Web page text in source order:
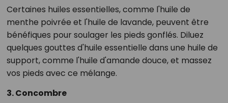
Certaines huiles essentielles, comme l'huile de
menthe poivrée et l'huile de lavande, peuvent être
bénéfiques pour soulager les pieds gonflés. Diluez
quelques gouttes d'huile essentielle dans une huile de
support, comme l'huile d'amande douce, et massez
vos pieds avec ce mélange.
3. Concombre